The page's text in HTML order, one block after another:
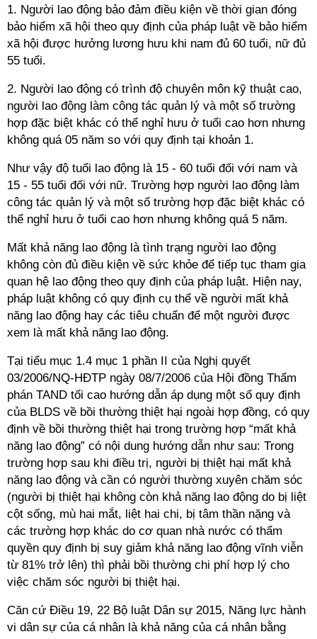
1. Người lao động bảo đảm điều kiện về thời gian đóng
bảo hiểm xã hội theo quy định của pháp luật về bảo hiểm
xã hội được hưởng lương hưu khi nam đủ 60 tuổi, nữ đủ
55 tuổi.
2. Người lao động có trình độ chuyên môn kỹ thuật cao,
người lao động làm công tác quản lý và một số trường
hợp đặc biệt khác có thể nghỉ hưu ở tuổi cao hơn nhưng
không quá 05 năm so với quy định tại khoản 1.
Như vậy độ tuổi lao động là 15 - 60 tuổi đối với nam và
15 - 55 tuổi đối với nữ. Trường hợp người lao động làm
công tác quản lý và một số trường hợp đặc biệt khác có
thể nghỉ hưu ở tuổi cao hơn nhưng không quá 5 năm.
Mất khả năng lao động là tình trạng người lao động
không còn đủ điều kiện về sức khỏe để tiếp tục tham gia
quan hệ lao động theo quy định của pháp luật. Hiện nay,
pháp luật không có quy định cụ thể về người mất khả
năng lao động hay các tiêu chuẩn để một người được
xem là mất khả năng lao động.
Tại tiểu mục 1.4 mục 1 phần II của Nghị quyết
03/2006/NQ-HĐTP ngày 08/7/2006 của Hội đồng Thẩm
phán TAND tối cao hướng dẫn áp dụng một số quy định
của BLDS về bồi thường thiệt hại ngoài hợp đồng, có quy
định về bồi thường thiệt hại trong trường hợp “mất khả
năng lao động” có nội dung hướng dẫn như sau: Trong
trường hợp sau khi điều trị, người bị thiệt hại mất khả
năng lao động và cần có người thường xuyên chăm sóc
(người bị thiệt hại không còn khả năng lao động do bị liệt
cột sống, mù hai mắt, liệt hai chi, bị tâm thần nặng và
các trường hợp khác do cơ quan nhà nước có thẩm
quyền quy định bị suy giảm khả năng lao động vĩnh viễn
từ 81% trở lên) thì phải bồi thường chi phí hợp lý cho
việc chăm sóc người bị thiệt hại.
Căn cứ Điều 19, 22 Bộ luật Dân sự 2015, Năng lực hành
vi dân sự của cá nhân là khả năng của cá nhân bằng